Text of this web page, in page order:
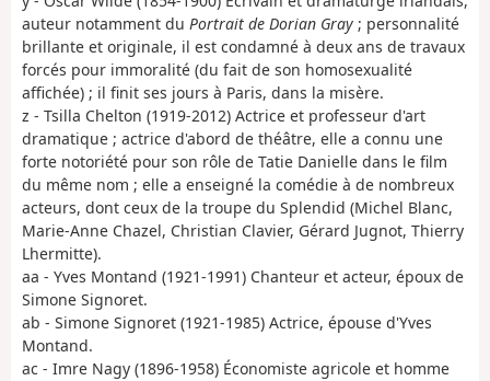
auteur notamment du Portrait de Dorian Gray ; personnalité
brillante et originale, il est condamné à deux ans de travaux
forcés pour immoralité (du fait de son homosexualité
affichée) ; il finit ses jours à Paris, dans la misère.
z - Tsilla Chelton (1919-2012) Actrice et professeur d'art
dramatique ; actrice d'abord de théâtre, elle a connu une
forte notoriété pour son rôle de Tatie Danielle dans le film
du même nom ; elle a enseigné la comédie à de nombreux
acteurs, dont ceux de la troupe du Splendid (Michel Blanc,
Marie-Anne Chazel, Christian Clavier, Gérard Jugnot, Thierry
Lhermitte).
aa - Yves Montand (1921-1991) Chanteur et acteur, époux de
Simone Signoret.
ab - Simone Signoret (1921-1985) Actrice, épouse d'Yves
Montand.
ac - Imre Nagy (1896-1958) Économiste agricole et homme